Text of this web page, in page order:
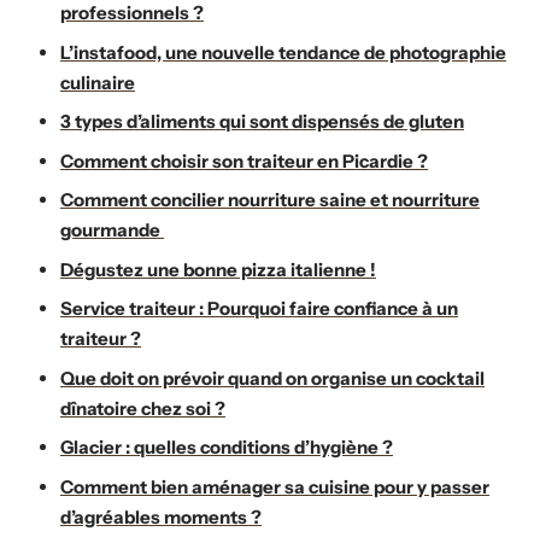
professionnels ?
L’instafood, une nouvelle tendance de photographie
culinaire
3 types d’aliments qui sont dispensés de gluten
Comment choisir son traiteur en Picardie ?
Comment concilier nourriture saine et nourriture
gourmande
Dégustez une bonne pizza italienne !
Service traiteur : Pourquoi faire confiance à un
traiteur ?
Que doit on prévoir quand on organise un cocktail
dînatoire chez soi ?
Glacier : quelles conditions d’hygiène ?
Comment bien aménager sa cuisine pour y passer
d’agréables moments ?